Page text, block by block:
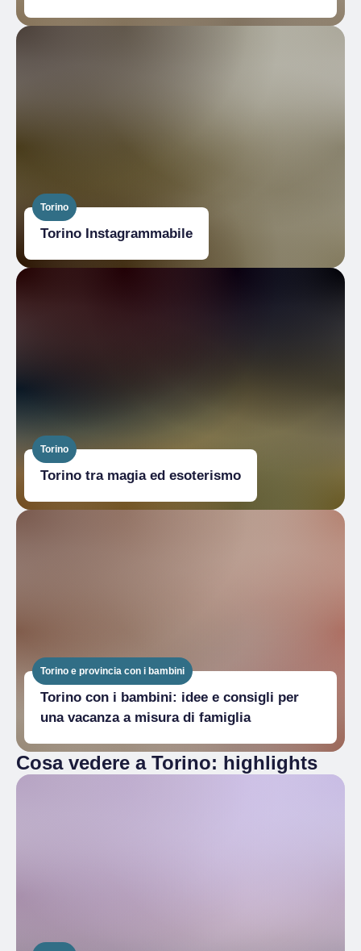
Torino
Torino Instagrammabile
Torino
Torino tra magia ed esoterismo
Torino e provincia con i bambini
Torino con i bambini: idee e consigli per
una vacanza a misura di famiglia
Cosa vedere a Torino: highlights